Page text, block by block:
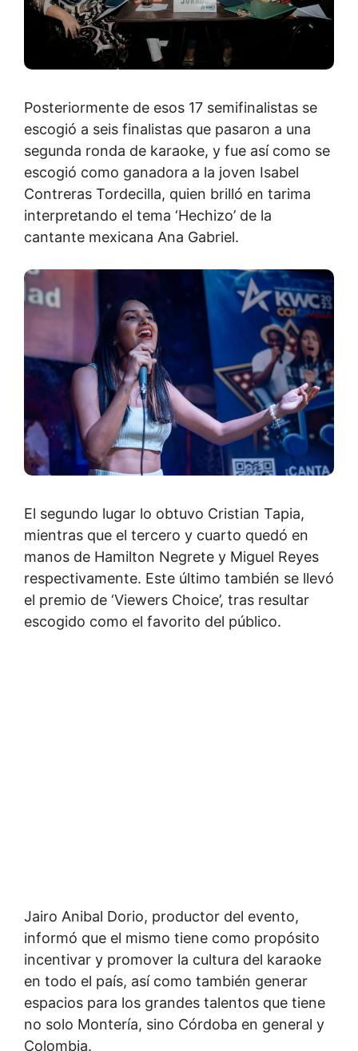
Posteriormente de esos 17 semifinalistas se
escogió a seis finalistas que pasaron a una
segunda ronda de karaoke, y fue así como se
escogió como ganadora a la joven Isabel
Contreras Tordecilla, quien brilló en tarima
interpretando el tema ‘Hechizo’ de la
cantante mexicana Ana Gabriel.
El segundo lugar lo obtuvo Cristian Tapia,
mientras que el tercero y cuarto quedó en
manos de Hamilton Negrete y Miguel Reyes
respectivamente. Este último también se llevó
el premio de ‘Viewers Choice’, tras resultar
escogido como el favorito del público.
Jairo Anibal Dorio, productor del evento,
informó que el mismo tiene como propósito
incentivar y promover la cultura del karaoke
en todo el país, así como también generar
espacios para los grandes talentos que tiene
no solo Montería, sino Córdoba en general y
Colombia.